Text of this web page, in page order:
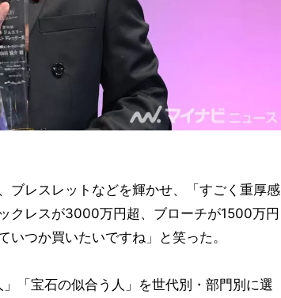
ブレスレットなどを輝かせ、「すごく重厚感
クレスが3000万円超、ブローチが1500万円
つか買いたいですね」と笑った。
「宝石の似合う人」を世代別・部門別に選